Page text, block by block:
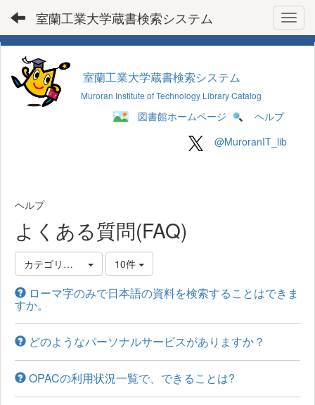
室蘭工業大学蔵書検索システム
室蘭工業大学蔵書検索システム
Muroran Institute of Technology Library Catalog
図書館ホームページ
ヘルプ
@MuroranIT_lib
ヘルプ
よくある質問(FAQ)
カテゴリ選択 10件
ローマ字のみで日本語の資料を検索することはできま
すか。
どのようなパーソナルサービスがありますか？
OPACの利用状況一覧で、できることは?